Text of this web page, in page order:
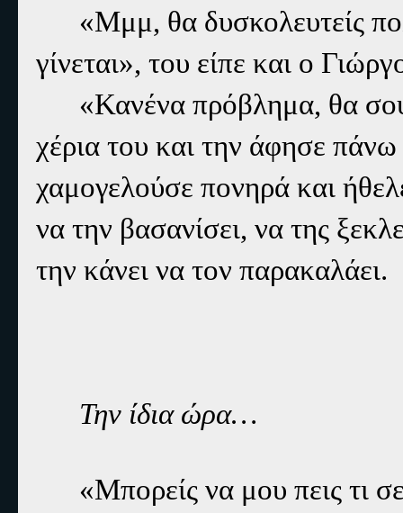
«Μμμ, θα δυσκολευτείς
γίνεται», του είπε και ο
«Κανένα πρόβλημα, θα
χέρια του και την άφησε
χαμογελούσε πονηρά και
να την βασανίσει, να της
την κάνει να τον παρακαλάει.
Την ίδια ώρα…
«Μπορείς να μου πεις τι